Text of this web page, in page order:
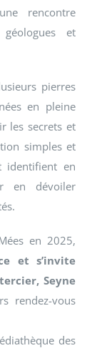
rencontre
et
pierres
en pleine
les secrets et
simples et
identifient en
en dévoiler
en 2025,
et s’invite
Seyne
rendez-vous
des